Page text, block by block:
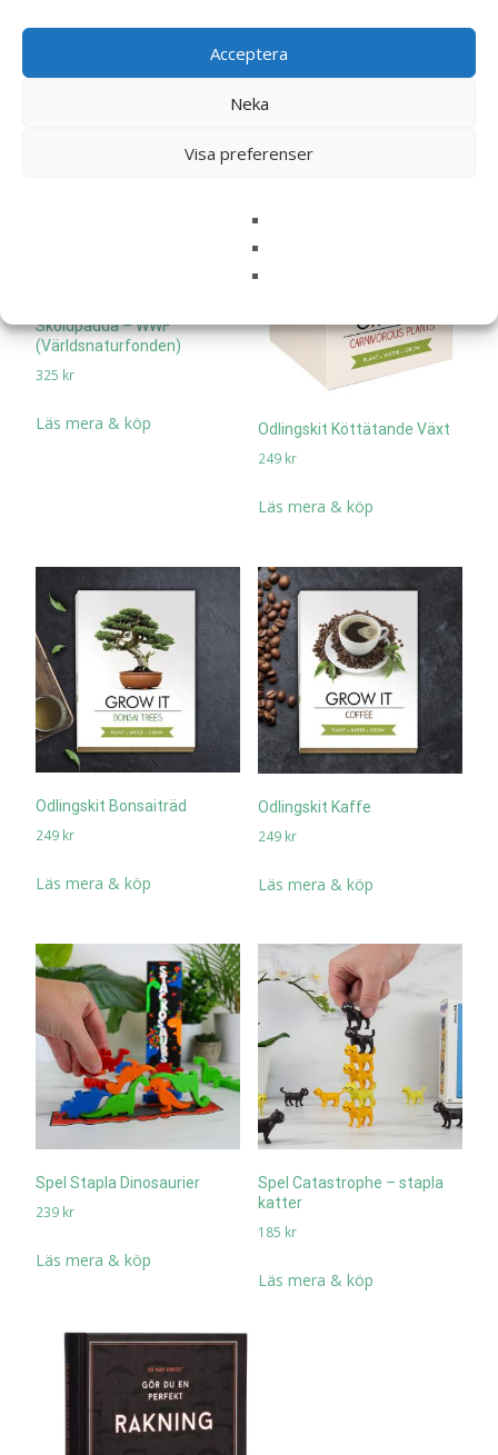
Acceptera
Neka
Visa preferenser
Läs mera & köp
Sköldpadda – WWF
(Världsnaturfonden)
325 kr
Läs mera & köp Odlingskit Köttätande Växt
249 kr
Läs mera & köp
Odlingskit Bonsaiträd
249 kr
Läs mera & köp
Odlingskit Kaffe
249 kr
Läs mera & köp
Spel Stapla Dinosaurier
239 kr
Läs mera & köp
Spel Catastrophe – stapla
katter
185 kr
Läs mera & köp